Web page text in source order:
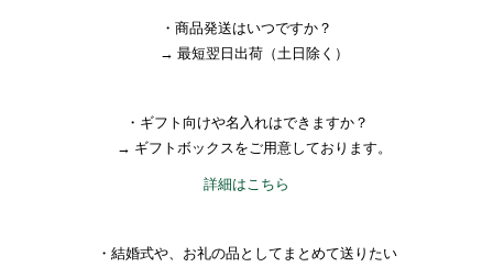
・商品発送はいつですか？
→ 最短翌日出荷（土日除く）
・ギフト向けや名入れはできますか？
→ ギフトボックスをご用意しております。
詳細はこちら
・結婚式や、お礼の品としてまとめて送りたい